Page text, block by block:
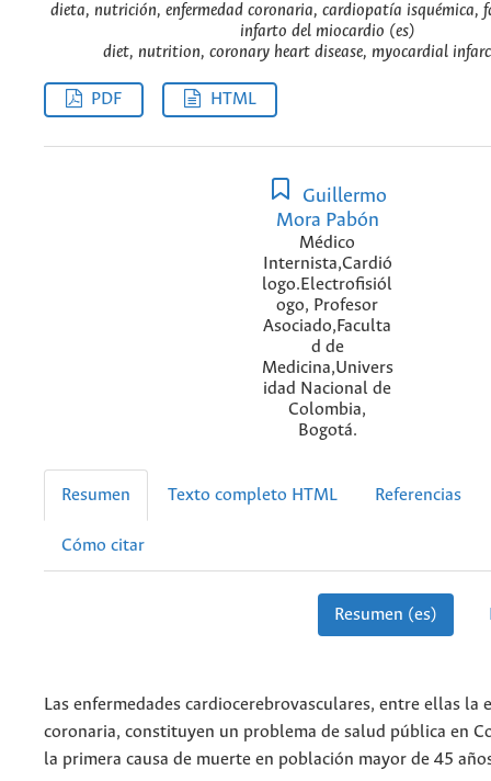
dieta, nutrición, enfermedad coronaria, cardiopatía isquémica,
infarto del miocardio (es)
diet, nutrition, coronary heart disease, myocardial
PDF HTML
Guillermo
Mora Pabón
Médico
Internista,Cardió
logo.Electrofisiól
ogo, Profesor
Asociado,Faculta
d de
Medicina,Univers
idad Nacional de
Colombia,
Bogotá.
Resumen Texto completo HTML Referencias
Cómo citar
Resumen (es)
Las enfermedades cardiocerebrovasculares, entre ellas la
coronaria, constituyen un problema de salud pública en
la primera causa de muerte en población mayor de 45